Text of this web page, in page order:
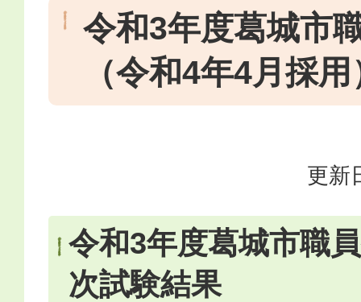
令和3年度葛城市
（令和4年4月採用
更新
令和3年度葛城市職
次試験結果